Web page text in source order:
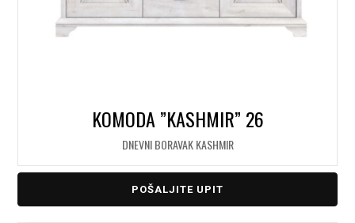
KOMODA ”KASHMIR” 26
DNEVNI BORAVAK KASHMIR
POŠALJITE UPIT